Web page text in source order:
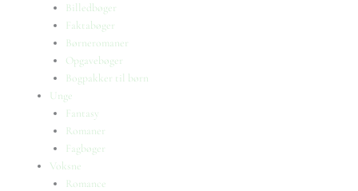
Billedbøger
Faktabøger
Børneromaner
Opgavebøger
Bogpakker til børn
Unge
Fantasy
Romaner
Fagbøger
Voksne
Romance